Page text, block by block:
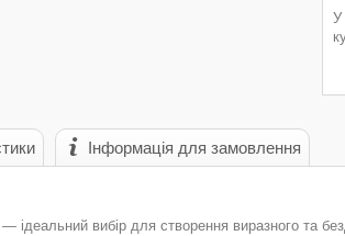
У
Інформація для замовлення
ідеальний вибір для створення виразного та